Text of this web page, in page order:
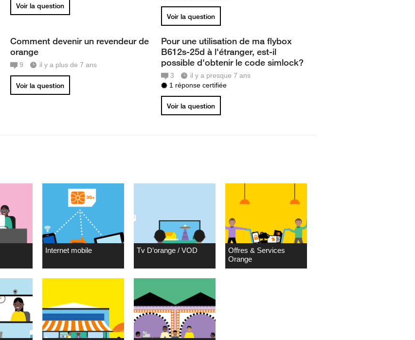
Voir la question
Voir la question
Comment devenir un revendeur de
orange
9 il y a plus de 7 ans
Voir la question
Pour une utilisation de ma flybox
B612s-25d à l'étranger, est-il
possible d'obtenir le code simlock?
3
il y a presque 7 ans
1 réponse certifiée
Voir la question
Internet mobile Tv D’orange / VOD
Offres & Services
Orange